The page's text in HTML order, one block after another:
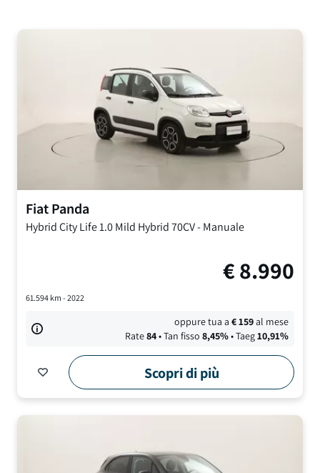
FiatPanda
Hybrid City Life1.0 Mild Hybrid 70CV-Manuale
€8.990
61.594km - 2022
oppure tua a€159al mese
Rate84• Tan fisso 8,45%• Taeg10,91%
Scopri di più